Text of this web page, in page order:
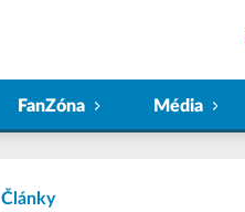
FanZóna Média
Články